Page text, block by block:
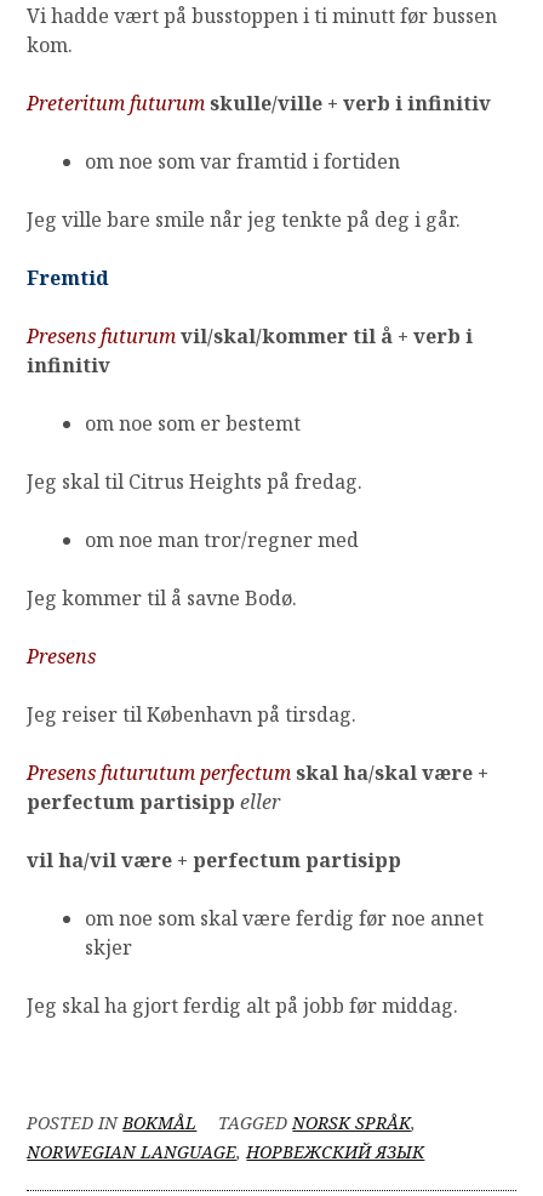
Vi hadde vært på busstoppen i ti minutt før bussen
kom.
Preteritum futurum skulle/ville + verb i infinitiv
om noe som var framtid i fortiden
Jeg ville bare smile når jeg tenkte på deg i går.
Fremtid
Presens futurumvil/skal/kommer til å + verb i
infinitiv
om noe som er bestemt
Jeg skal til Citrus Heightspå fredag.
om noe man tror/regner med
Jeg kommer til å savne Bodø.
Presens
Jeg reiser til Københavnpå tirsdag.
Presens futurutum perfectum skal ha/skal være +
perfectum partisippeller
vil ha/vil være + perfectum partisipp
om noe som skal være ferdig før noe annet
skjer
Jeg skal ha gjort ferdig alt på jobb før middag.
POSTED INBOKMÅL TAGGEDNORSK SPRÅK,
NORWEGIAN LANGUAGE,НОРВЕЖСКИЙ ЯЗЫК